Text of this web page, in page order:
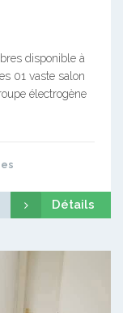
disponible à
01 vaste salon
électrogène
Détails